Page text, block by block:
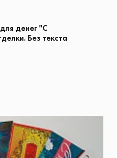
денег "С
Без текста